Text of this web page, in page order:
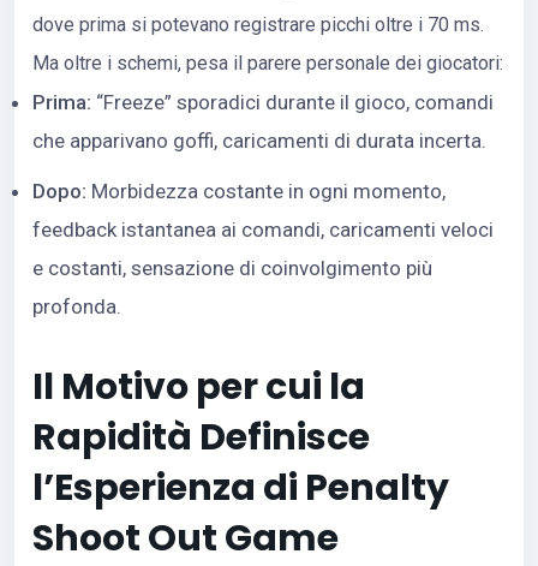
dove prima si potevano registrare picchi oltre i 70 ms.
Ma oltre i schemi, pesa il parere personale dei giocatori:
Prima: “Freeze” sporadici durante il gioco, comandi
che apparivano goffi, caricamenti di durata incerta.
Dopo: Morbidezza costante in ogni momento,
feedback istantanea ai comandi, caricamenti veloci
e costanti, sensazione di coinvolgimento più
profonda.
Il Motivo per cui la
Rapidità Definisce
l’Esperienza di Penalty
Shoot Out Game